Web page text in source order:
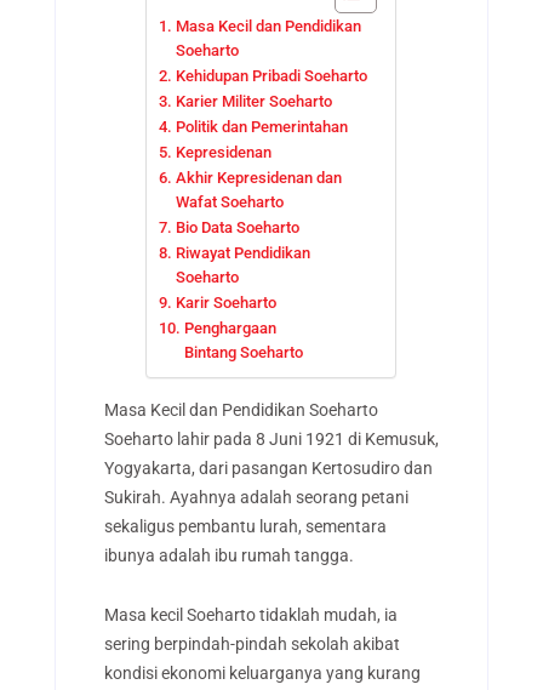
Masa Kecil dan Pendidikan
Soeharto
Kehidupan Pribadi Soeharto
Karier Militer Soeharto
Politik dan Pemerintahan
Kepresidenan
Akhir Kepresidenan dan
Wafat Soeharto
Bio Data Soeharto
Riwayat Pendidikan
Soeharto
Karir Soeharto
Penghargaan
Bintang Soeharto
Masa Kecil dan Pendidikan Soeharto
Soeharto lahir pada 8 Juni 1921 di Kemusuk,
Yogyakarta, dari pasangan Kertosudiro dan
Sukirah. Ayahnya adalah seorang petani
sekaligus pembantu lurah, sementara
ibunya adalah ibu rumah tangga.
Masa kecil Soeharto tidaklah mudah, ia
sering berpindah-pindah sekolah akibat
kondisi ekonomi keluarganya yang kurang